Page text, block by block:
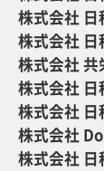
株式会社
株式会社
株式会社 共
株式会社 日
株式会社
株式会社
株式会社 日